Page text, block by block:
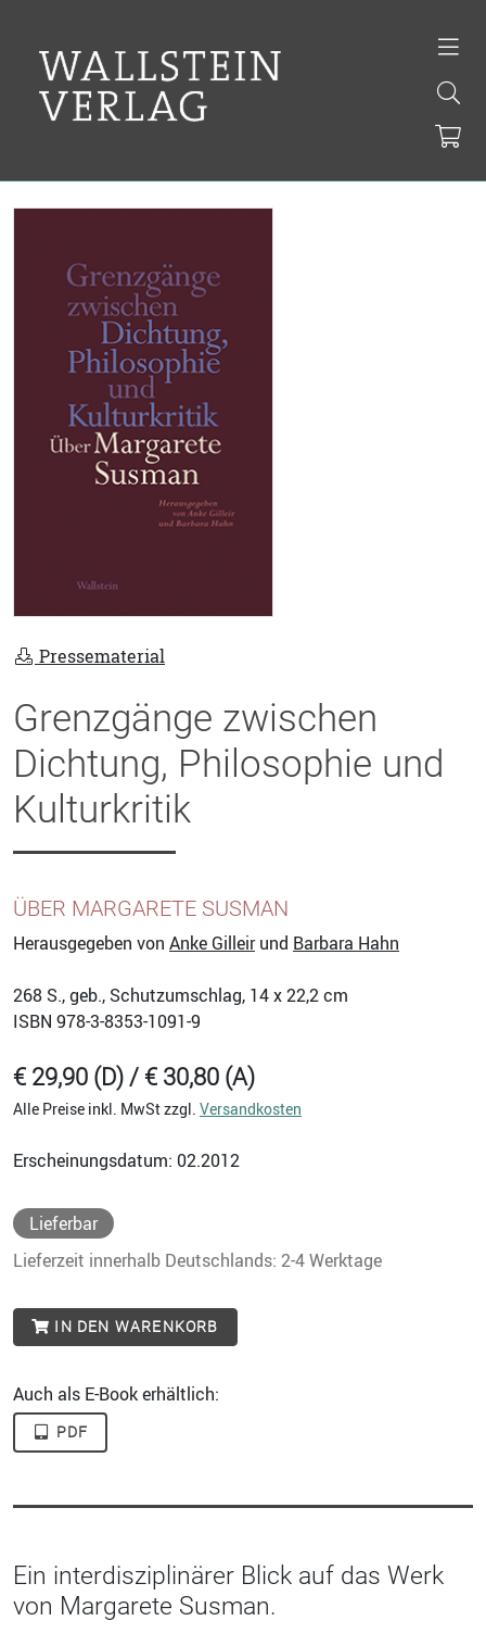
Pressematerial
Grenzgänge zwischen
Dichtung, Philosophie und
Kulturkritik
ÜBER MARGARETE SUSMAN
Herausgegeben von Anke Gilleirund Barbara Hahn
268 S., geb., Schutzumschlag, 14 x 22,2 cm
ISBN 978-3-8353-1091-9
€ 29,90 (D) / € 30,80 (A)
Alle Preise inkl. MwSt zzgl. Versandkosten
Erscheinungsdatum: 02.2012
Lieferbar
Lieferzeit innerhalb Deutschlands: 2-4 Werktage
IN DEN WARENKORB
Auch als E-Book erhältlich:
PDF
Ein interdisziplinärer Blick auf das Werk
von Margarete Susman.